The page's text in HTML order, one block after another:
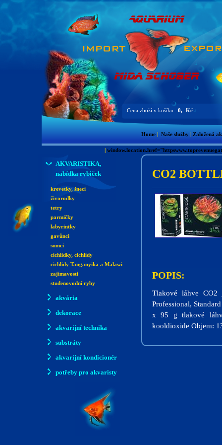
Cena zboží v košíku: 0,- Kč
Home Naše služby Založená
AKVARISTIKA,
nabídka rybiček
krevetky, šneci
živorodky
tetry
parmičky
labyrintky
gavůnci
sumci
cichlidky, cichlidy
cichlidy Tanganyika a Malawi
zajímavosti
studenovodní ryby
akvária
dekorace
akvarijní technika
substráty
akvarijní kondicionér
potřeby pro akvaristy
CO2
POPIS:
Tlakové láhve CO2
Professional,
x 95 g tlakové
kooldioxide Objem: